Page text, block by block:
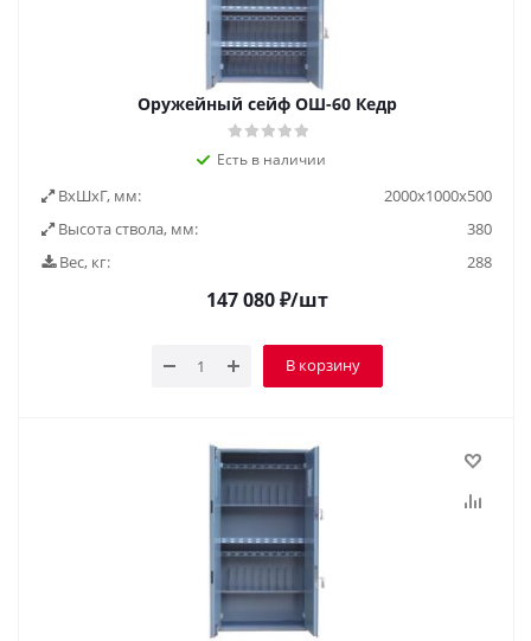
Оружейный сейф ОШ-60 Кедр
Есть в наличии
ВxШxГ, мм:
2000х1000х500
Высота ствола, мм:
380
Вес, кг:
288
147 080₽/шт
В корзину